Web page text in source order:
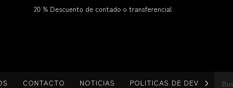
20 % Descuento de contado o transferencia!
CONTACTO NOTICIAS POLITICAS DE DEVOLUCION